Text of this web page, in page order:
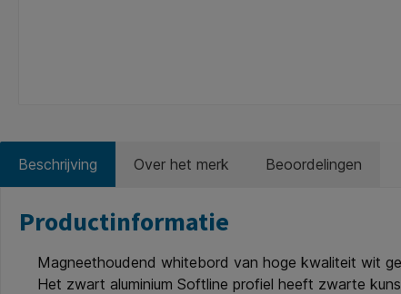
Beschrijving Over het merk Beoordelingen
Productinformatie
Magneethoudend whitebord van hoge kwaliteit wit
Het zwart aluminium Softline profiel heeft zwarte